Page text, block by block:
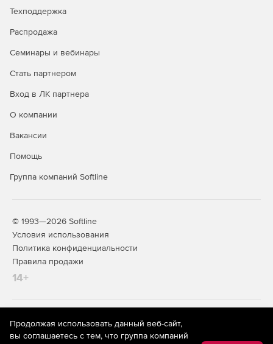
Windows решение Total Recovery Tools позволяет
восстанавливать эти данные. Продукт поддерживает
доменов Active Directory.
Клонирование диска на любой жесткий диск.
Инструмент может клонировать все данные, включая
приложения текущего жесткого диска на другой
планирования можно изменять размер разделов.
Техподдержка
Распродажа
Семинары и вебинары
Стать партнером
Вход в ЛК партнера
О компании
Вакансии
Помощь
Группа компаний Softline
© 1993—2026 Softline
Условия использования
Политика конфиденциальности
Правила продажи
14+
На информационном ресурсе store.softline.ru применяются
рекомендательные технологии
(информационные технологии
предоставления информации на основе сбора,
Продолжая использовать данный веб-сайт,
вы соглашаетесь с тем, что группа компаний